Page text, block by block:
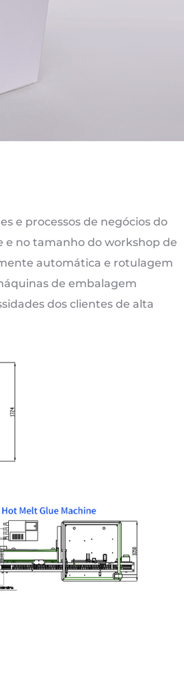
e processos de negócios do
e no tamanho do workshop de
automática e rotulagem
de embalagem
dos clientes de alta